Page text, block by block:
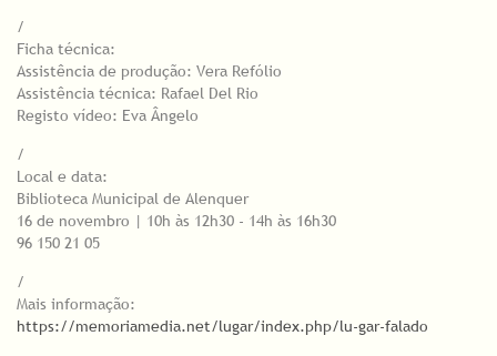
/
Ficha técnica:
Assistência de produção: Vera Refólio
Assistência técnica: Rafael Del Rio
Registo vídeo: Eva Ângelo
/
Local e data:
Biblioteca Municipal de Alenquer
16 de novembro | 10h às 12h30 - 14h às 16h30
96 150 21 05
/
Mais informação:
https://memoriamedia.net/lugar/index.php/lu-gar-falado